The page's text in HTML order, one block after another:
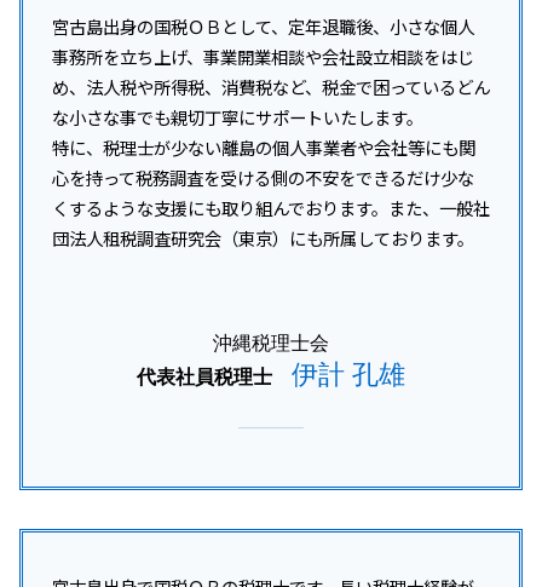
法人化 タイミング
資金調達 融資
資金調達 個人投資家
資金調達 個人事業主
税務調査 個人
税務調査 事前通知なし
税務調査 いつ終わる
税務調査 いつくる
税務調査 注意点
税務調査 事前通知 修正申告 重加算税
税務調査 何年分
浦添市 事業承継
沖縄離島 法人税 相談
沖縄 企業税務
沖縄市 開業支援
沖縄本島 法人税 相+B175:B202
糸満市 企業税務
南風原町 所得税 相談
沖縄離島 所得税 相談
宜野湾市 所得税 相談
宮古島出身の国税ＯＢとして、定年退職後、小さな個人
事務所を立ち上げ、事業開業相談や会社設立相談をはじ
め、法人税や所得税、消費税など、税金で困っているどん
な小さな事でも親切丁寧にサポートいたします。
特に、税理士が少ない離島の個人事業者や会社等にも関
心を持って税務調査を受ける側の不安をできるだけ少な
くするような支援にも取り組んでおります。また、一般社
団法人租税調査研究会（東京）にも所属しております。
沖縄税理士会
代表社員税理士
伊計 孔雄